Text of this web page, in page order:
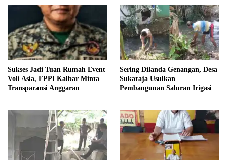
Sukses Jadi Tuan Rumah Event
Voli Asia, FPPI Kalbar Minta
Transparansi Anggaran
Sering Dilanda Genangan, Desa
Sukaraja Usulkan
Pembangunan Saluran Irigasi